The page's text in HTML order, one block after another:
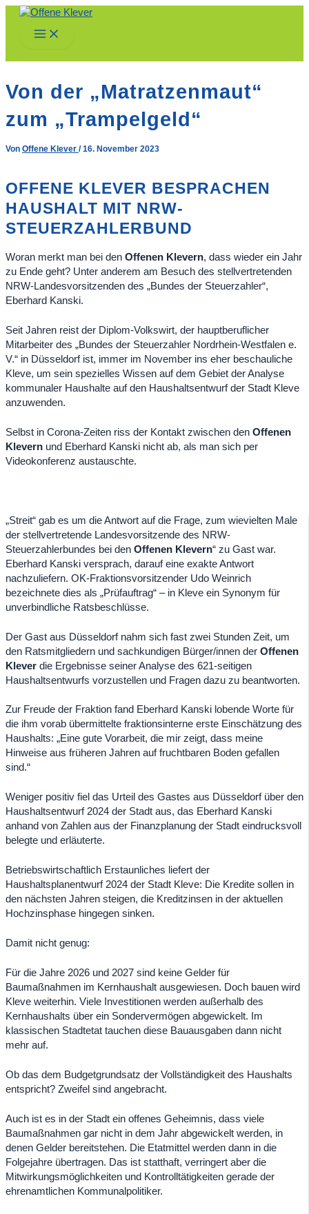
Zum
springen
Main
Menu
Von der „Matratzenmaut“
zum „Trampelgeld“
Von Offene Klever /16. November 2023
OFFENE KLEVER BESPRACHEN
HAUSHALT MIT NRW-
STEUERZAHLERBUND
Woran merkt man bei den Offenen Klevern, dass wieder ein Jahr
zu Ende geht? Unter anderem am Besuch des stellvertretenden
NRW-Landesvorsitzenden des „Bundes der Steuerzahler“,
Eberhard Kanski.
Seit Jahren reist der Diplom-Volkswirt, der hauptberuflicher
Mitarbeiter des „Bundes der Steuerzahler Nord­rhein-Westfalen e.
V.“ in Düsseldorf ist, immer im November ins eher beschauliche
Kleve, um sein spezielles Wissen auf dem Gebiet der Analyse
kommunaler Haushalte auf den Haushaltsentwurf der Stadt Kleve
anzuwenden.
Selbst in Corona-Zeiten riss der Kontakt zwischen den Offenen
Klevern und Eberhard Kanski nicht ab, als man sich per
Videokonferenz austauschte.
„Streit“ gab es um die Antwort auf die Frage, zum wievielten Male
der stellvertretende Landesvorsitzende des NRW-
Steuerzahlerbundes bei den Offenen Klevern“ zu Gast war.
Eberhard Kanski versprach, darauf eine exakte Antwort
nachzuliefern. OK-Fraktionsvorsitzender Udo Weinrich
bezeichnete dies als „Prüfauftrag“ – in Kleve ein Synonym für
unverbindliche Ratsbeschlüsse.
Der Gast aus Düsseldorf nahm sich fast zwei Stunden Zeit, um
den Ratsmitgliedern und sachkundigen Bürger/innen der Offenen
Klever die Ergebnisse seiner Analyse des 621-seitigen
Haushaltsentwurfs vorzustellen und Fragen dazu zu beantworten.
Zur Freude der Fraktion fand Eberhard Kanski lobende Worte für
die ihm vorab übermittelte fraktionsinterne erste Einschätzung des
Haushalts: „Eine gute Vorarbeit, die mir zeigt, dass meine
Hinweise aus früheren Jahren auf fruchtbaren Boden gefallen
sind.“
Weniger positiv fiel das Urteil des Gastes aus Düsseldorf über den
Haushaltsentwurf 2024 der Stadt aus, das Eberhard Kanski
anhand von Zahlen aus der Finanzplanung der Stadt eindrucksvoll
belegte und erläuterte.
Betriebswirtschaftlich Erstaunliches liefert der
Haushaltsplanentwurf 2024 der Stadt Kleve: Die Kredite sollen in
den nächsten Jahren steigen, die Kreditzinsen in der aktuellen
Hochzinsphase hingegen sinken.
Damit nicht genug:
Für die Jahre 2026 und 2027 sind keine Gelder für
Baumaßnahmen im Kernhaushalt ausgewiesen. Doch bauen wird
Kleve weiterhin. Viele Investitionen werden außerhalb des
Kernhaushalts über ein Sondervermögen abgewickelt. Im
klassischen Stadtetat tauchen diese Bauausgaben dann nicht
mehr auf.
Ob das dem Budgetgrundsatz der Vollständigkeit des Haushalts
entspricht? Zweifel sind angebracht.
Auch ist es in der Stadt ein offenes Geheimnis, dass viele
Baumaßnahmen gar nicht in dem Jahr abgewickelt werden, in
denen Gelder bereitstehen. Die Etatmittel werden dann in die
Folgejahre übertragen. Das ist statthaft, verringert aber die
Mitwirkungsmöglichkeiten und Kontrolltätigkeiten gerade der
ehrenamtlichen Kommunalpolitiker.